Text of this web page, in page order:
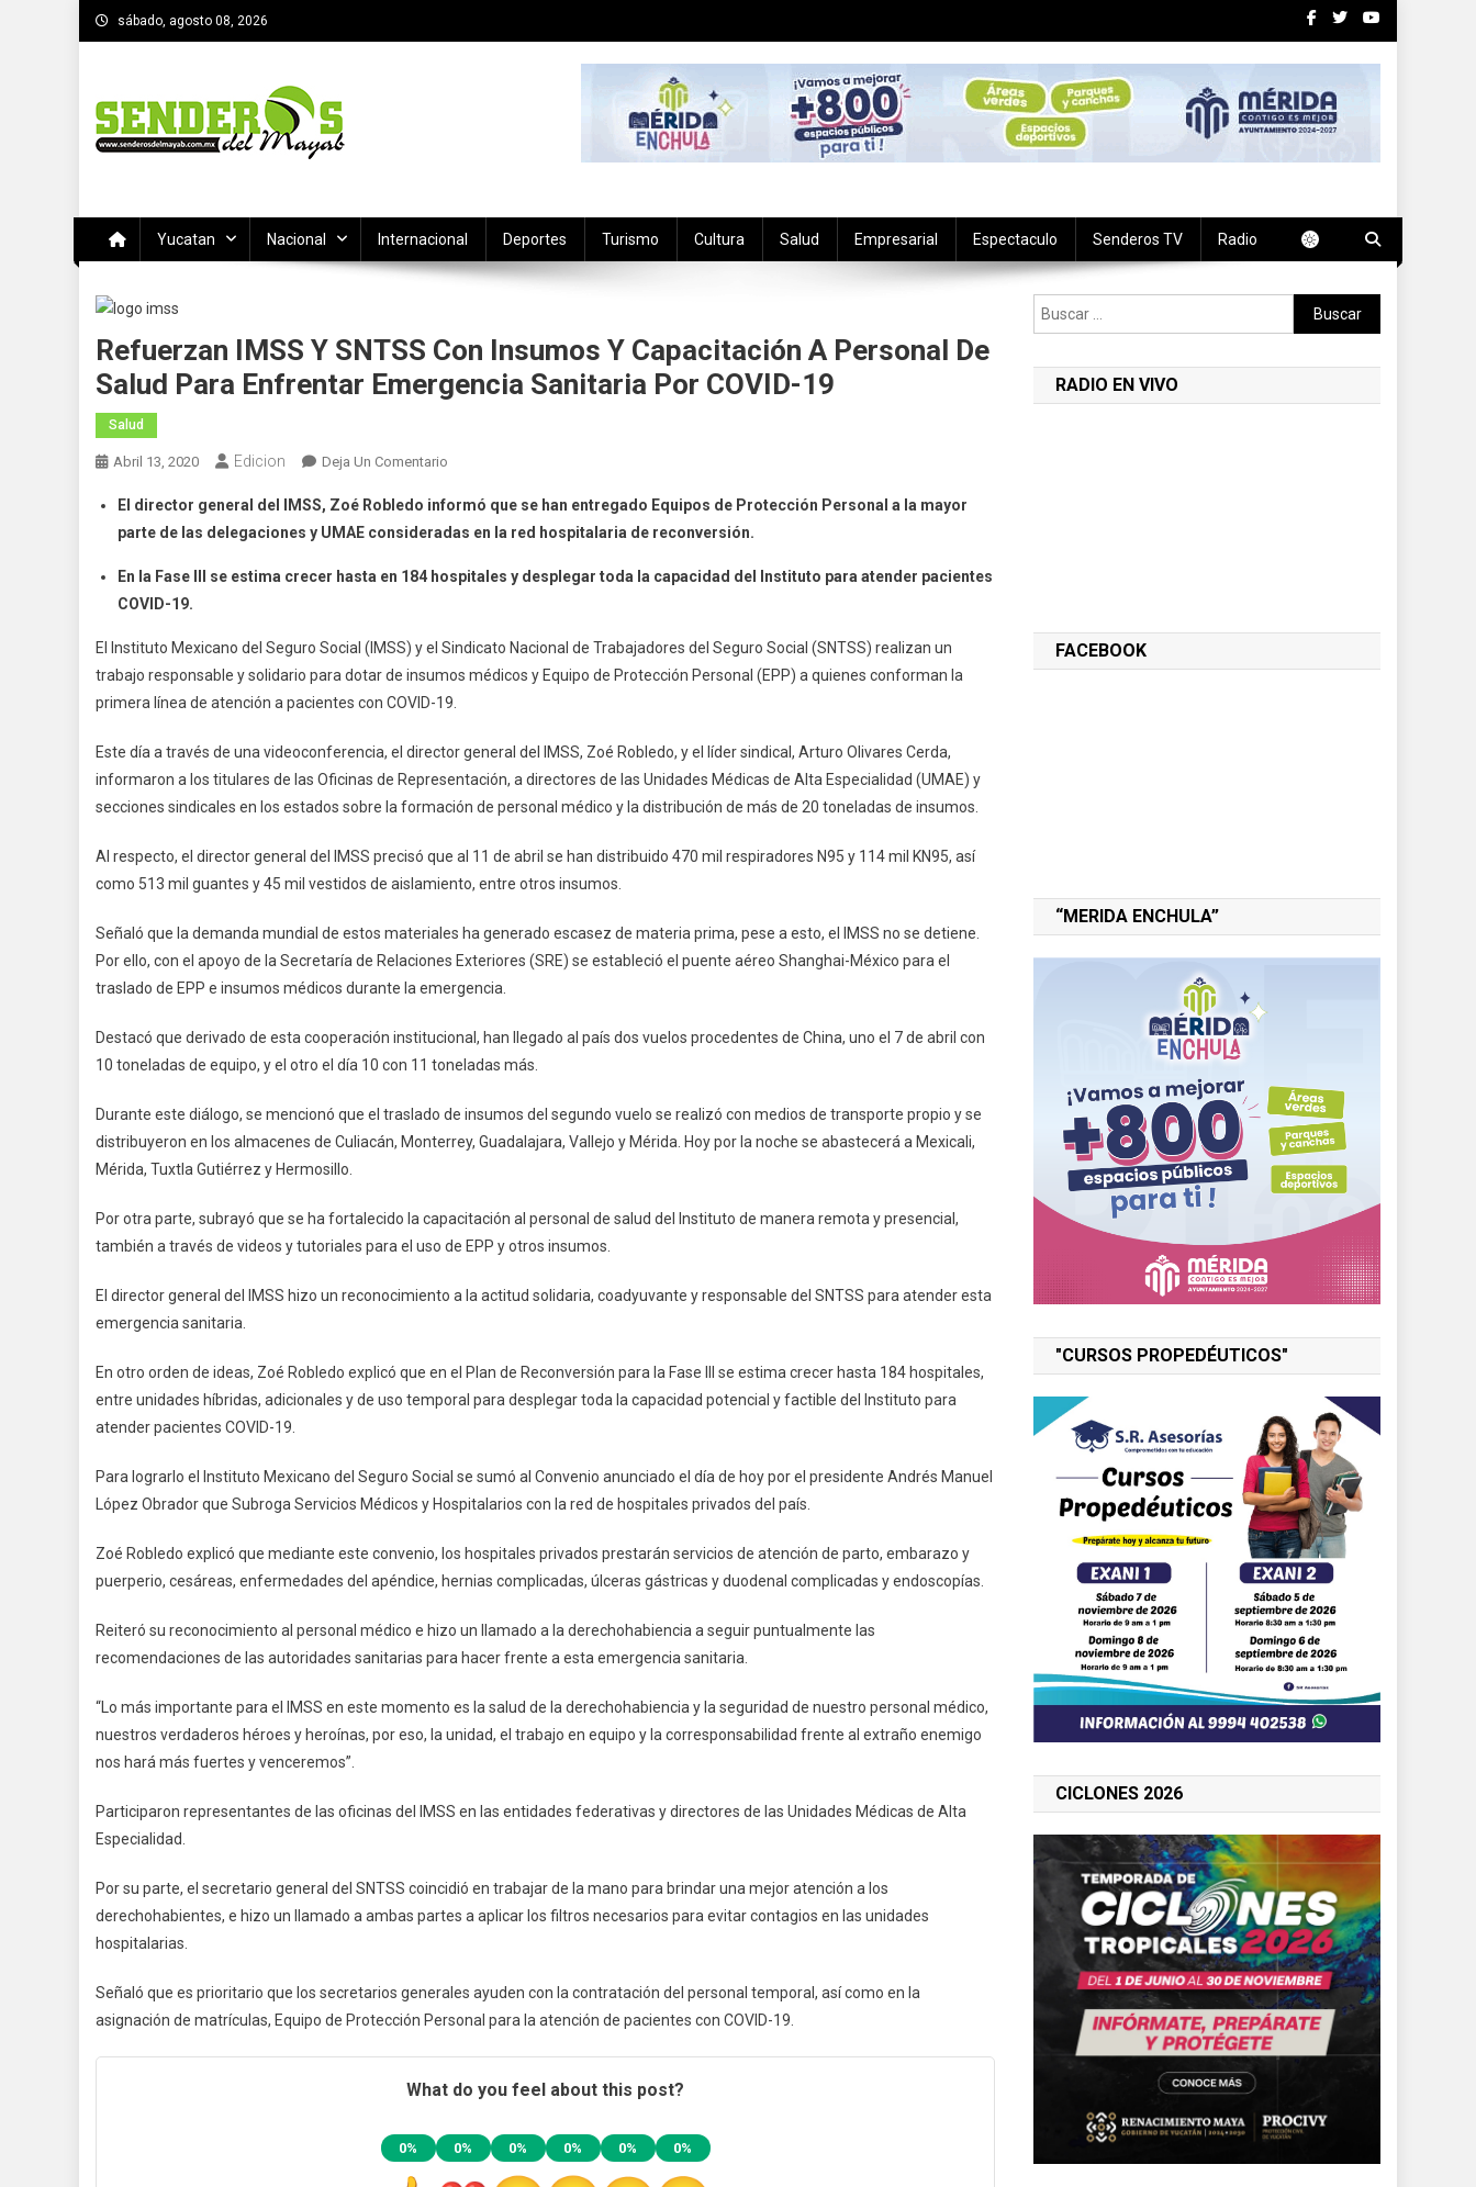
Saltar
al
sábado, agosto 08, 2026
Yucatan Nacional Internacional Deportes Turismo Cultura Salud Empresarial Espectaculo Senderos TV Radio
Refuerzan IMSS Y SNTSS Con Insumos Y Capacitación A Personal De
Salud Para Enfrentar Emergencia Sanitaria Por COVID-19
Salud
Abril 13, 2020 Edicion Deja Un Comentario
IMSS
Y
Con
Personal
Salud
Para
Enfrentar
Sanitaria
Por
19
El director general del IMSS, Zoé Robledo informó que se han entregado Equipos de Protección Personal a la mayor
parte de las delegaciones y UMAE consideradas en la red hospitalaria de reconversión.
En la Fase III se estima crecer hasta en 184 hospitales y desplegar toda la capacidad del Instituto para atender pacientes
COVID-19.
El Instituto Mexicano del Seguro Social (IMSS) y el Sindicato Nacional de Trabajadores del Seguro Social (SNTSS) realizan un
trabajo responsable y solidario para dotar de insumos médicos y Equipo de Protección Personal (EPP) a quienes conforman la
primera línea de atención a pacientes con COVID-19.
Este día a través de una videoconferencia, el director general del IMSS, Zoé Robledo, y el líder sindical, Arturo Olivares Cerda,
informaron a los titulares de las Oficinas de Representación, a directores de las Unidades Médicas de Alta Especialidad (UMAE) y
secciones sindicales en los estados sobre la formación de personal médico y la distribución de más de 20 toneladas de insumos.
Al respecto, el director general del IMSS precisó que al 11 de abril se han distribuido 470 mil respiradores N95 y 114 mil KN95, así
como 513 mil guantes y 45 mil vestidos de aislamiento, entre otros insumos.
Señaló que la demanda mundial de estos materiales ha generado escasez de materia prima, pese a esto, el IMSS no se detiene.
Por ello, con el apoyo de la Secretaría de Relaciones Exteriores (SRE) se estableció el puente aéreo Shanghai-México para el
traslado de EPP e insumos médicos durante la emergencia.
Destacó que derivado de esta cooperación institucional, han llegado al país dos vuelos procedentes de China, uno el 7 de abril con
10 toneladas de equipo, y el otro el día 10 con 11 toneladas más.
Durante este diálogo, se mencionó que el traslado de insumos del segundo vuelo se realizó con medios de transporte propio y se
distribuyeron en los almacenes de Culiacán, Monterrey, Guadalajara, Vallejo y Mérida. Hoy por la noche se abastecerá a Mexicali,
Mérida, Tuxtla Gutiérrez y Hermosillo.
Por otra parte, subrayó que se ha fortalecido la capacitación al personal de salud del Instituto de manera remota y presencial,
también a través de videos y tutoriales para el uso de EPP y otros insumos.
El director general del IMSS hizo un reconocimiento a la actitud solidaria, coadyuvante y responsable del SNTSS para atender esta
emergencia sanitaria.
En otro orden de ideas, Zoé Robledo explicó que en el Plan de Reconversión para la Fase III se estima crecer hasta 184 hospitales,
entre unidades híbridas, adicionales y de uso temporal para desplegar toda la capacidad potencial y factible del Instituto para
atender pacientes COVID-19.
Para lograrlo el Instituto Mexicano del Seguro Social se sumó al Convenio anunciado el día de hoy por el presidente Andrés Manuel
López Obrador que Subroga Servicios Médicos y Hospitalarios con la red de hospitales privados del país.
Zoé Robledo explicó que mediante este convenio, los hospitales privados prestarán servicios de atención de parto, embarazo y
puerperio, cesáreas, enfermedades del apéndice, hernias complicadas, úlceras gástricas y duodenal complicadas y endoscopías.
Reiteró su reconocimiento al personal médico e hizo un llamado a la derechohabiencia a seguir puntualmente las
recomendaciones de las autoridades sanitarias para hacer frente a esta emergencia sanitaria.
“Lo más importante para el IMSS en este momento es la salud de la derechohabiencia y la seguridad de nuestro personal médico,
nuestros verdaderos héroes y heroínas, por eso, la unidad, el trabajo en equipo y la corresponsabilidad frente al extraño enemigo
nos hará más fuertes y venceremos”.
Participaron representantes de las oficinas del IMSS en las entidades federativas y directores de las Unidades Médicas de Alta
Especialidad.
Por su parte, el secretario general del SNTSS coincidió en trabajar de la mano para brindar una mejor atención a los
derechohabientes, e hizo un llamado a ambas partes a aplicar los filtros necesarios para evitar contagios en las unidades
hospitalarias.
Señaló que es prioritario que los secretarios generales ayuden con la contratación del personal temporal, así como en la
asignación de matrículas, Equipo de Protección Personal para la atención de pacientes con COVID-19.
What do you feel about this post?
0% 0% 0% 0% 0% 0%
Buscar:
RADIO EN VIVO
FACEBOOK
“MERIDA ENCHULA”
"CURSOS PROPEDÉUTICOS"
CICLONES 2026